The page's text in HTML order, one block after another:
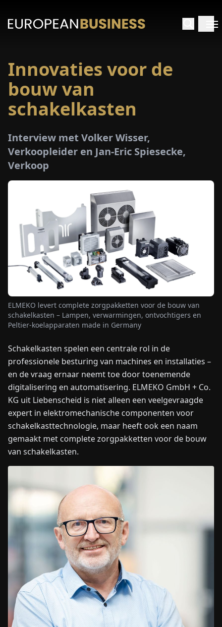
ENDEFRESIT NLPLHU
NEEM
CONTACT
OP
Innovaties voor de
bouw van
schakelkasten
Interview met Volker Wisser,
Verkoopleider en Jan-Eric Spiesecke,
Verkoop
ELMEKO levert complete zorgpakketten voor de bouw van
schakelkasten – Lampen, verwarmingen, ontvochtigers en
Peltier-koelapparaten made in Germany
Schakelkasten spelen een centrale rol in de
professionele besturing van machines en installaties –
en de vraag ernaar neemt toe door toenemende
digitalisering en automatisering. ELMEKO GmbH + Co.
KG uit Liebenscheid is niet alleen een veelgevraagde
expert in elektromechanische componenten voor
schakelkasttechnologie, maar heeft ook een naam
gemaakt met complete zorgpakketten voor de bouw
van schakelkasten.